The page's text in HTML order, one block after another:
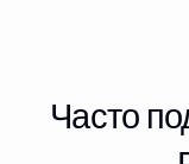
Часто